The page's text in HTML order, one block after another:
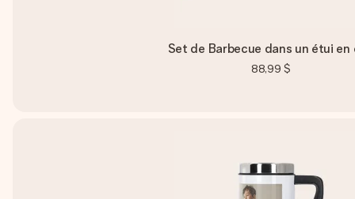
Set de Barbecue dans un étui en
88,99 $